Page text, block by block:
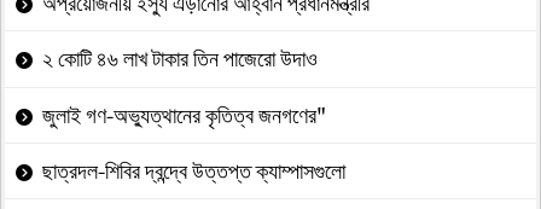
২ কোটি ৪৬ লাখ টাকার তিন পাজেরো উদাও
জুলাই গণ-অভ্যুত্থানের কৃতিত্ব জনগণের"
ছাত্রদল-শিবির দ্বন্দ্বে উত্তপ্ত ক্যাম্পাসগুলো